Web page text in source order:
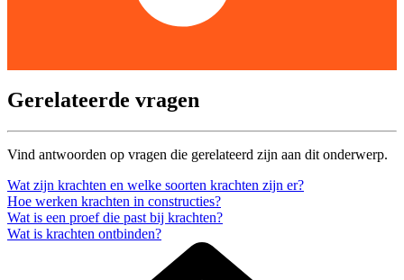
Gerelateerde vragen
Vind antwoorden op vragen die gerelateerd zijn aan dit onderwerp.
Wat zijn krachten en welke soorten krachten zijn er?
Hoe werken krachten in constructies?
Wat is een proef die past bij krachten?
Wat is krachten ontbinden?